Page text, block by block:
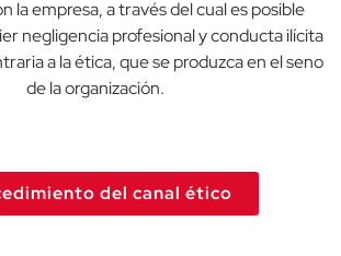
la empresa, a través del cual es posible
negligencia profesional y conducta ilícita
a la ética, que se produzca en el seno
de la organización.
del canal ético